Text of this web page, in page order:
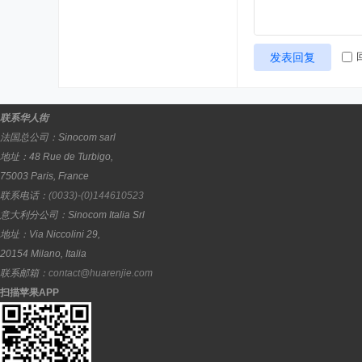
发表回复
联系华人街
法国总公司： Sinocom sarl
地址： 48 Rue de Turbigo,
75003 Paris, France
联系电话： (0033)-(0)144610523
意大利分公司： Sinocom Italia Srl
地址： Via Niccolini 29,
20154 Milano, Italia
联系邮箱： contact@huarenjie.com
扫描苹果APP